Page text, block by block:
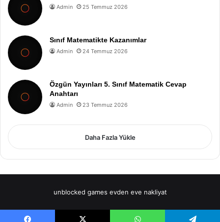
Admin 25 Temmuz 2026
Sınıf Matematikte Kazanımlar
Admin 24 Temmuz 2026
Özgün Yayınları 5. Sınıf Matematik Cevap
Anahtarı
Admin 23 Temmuz 2026
Daha Fazla Yükle
unblocked games evden eve nakliyat